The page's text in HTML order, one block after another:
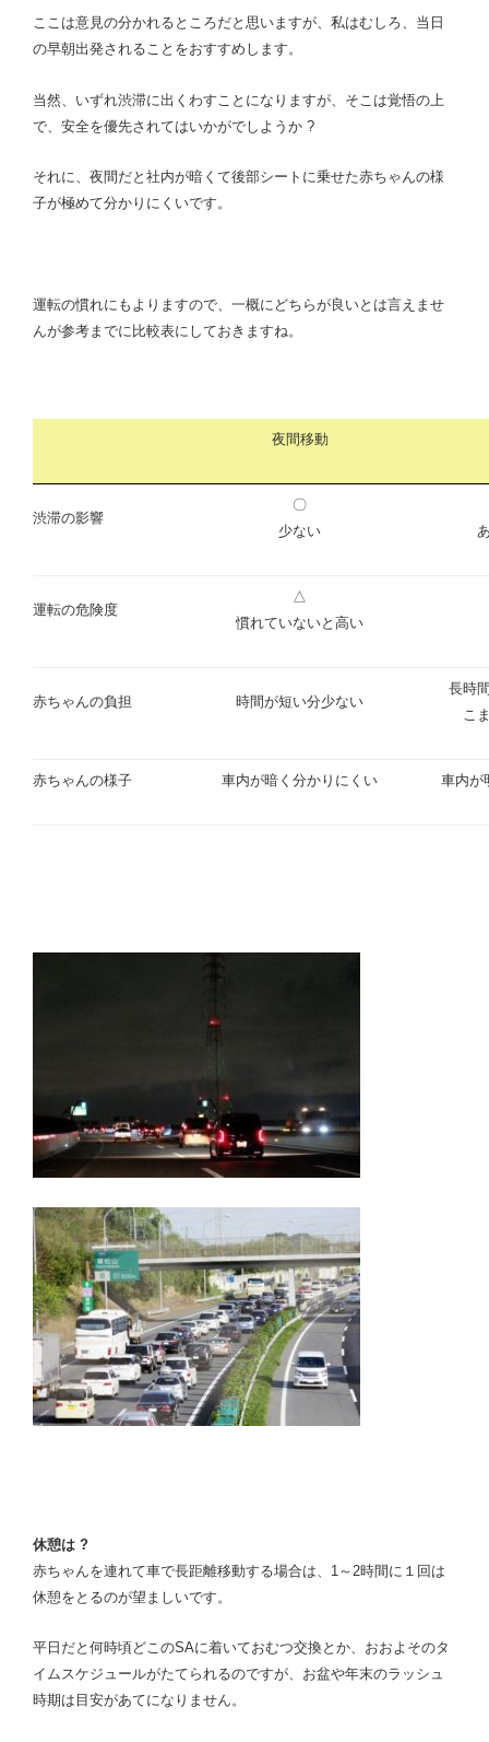
ここは意見の分かれるところだと思いますが、私はむしろ、当日
の早朝出発されることをおすすめします。
当然、いずれ渋滞に出くわすことになりますが、そこは覚悟の上
で、安全を優先されてはいかがでしようか ?
それに、夜間だと社内が暗くて後部シートに乗せた赤ちゃんの様
子が極めて分かりにくいです。
運転の慣れにもよりますので、一概にどちらが良いとは言えませ
んが参考までに比較表にしておきますね。
夜間移動
渋滞の影響
〇
少ない
運転の危険度
△
慣れていないと高い
赤ちゃんの負担 時間が短い分少ない
長時
こ
赤ちゃんの様子 車内が暗く分かりにくい 車内が
休憩は ?
赤ちゃんを連れて車で長距離移動する場合は、1～2時間に１回は
休憩をとるのが望ましいです。
平日だと何時頃どこのSAに着いておむつ交換とか、おおよそのタ
イムスケジュールがたてられるのですが、お盆や年末のラッシュ
時期は目安があてになりません。